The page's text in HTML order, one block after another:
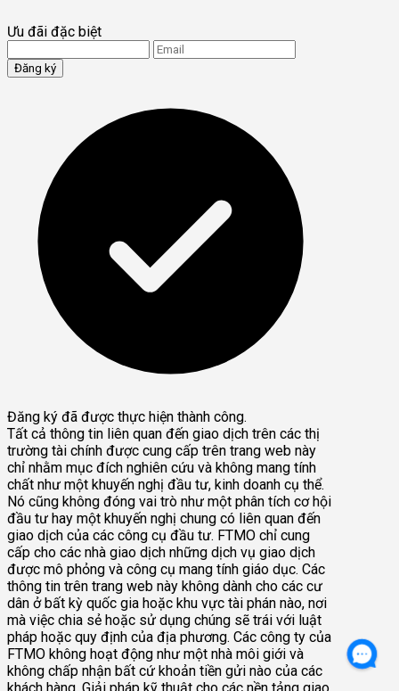
Ưu đãi đặc biệt
Đăng ký
Đăng ký đã được thực hiện thành công.
Tất cả thông tin liên quan đến giao dịch trên các thị
trường tài chính được cung cấp trên trang web này
chỉ nhằm mục đích nghiên cứu và không mang tính
chất như một khuyến nghị đầu tư, kinh doanh cụ thể.
Nó cũng không đóng vai trò như một phân tích cơ hội
đầu tư hay một khuyến nghị chung có liên quan đến
giao dịch của các công cụ đầu tư. FTMO chỉ cung
cấp cho các nhà giao dịch những dịch vụ giao dịch
được mô phỏng và công cụ mang tính giáo dục. Các
thông tin trên trang web này không dành cho các cư
dân ở bất kỳ quốc gia hoặc khu vực tài phán nào, nơi
mà việc chia sẻ hoặc sử dụng chúng sẽ trái với luật
pháp hoặc quy định của địa phương. Các công ty của
FTMO không hoạt động như một nhà môi giới và
không chấp nhận bất cứ khoản tiền gửi nào của các